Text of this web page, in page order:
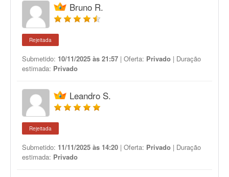
Bruno R.
Rejeitada
Submetido: 10/11/2025 às 21:57 | Oferta: Privado | Duração
estimada: Privado
Leandro S.
Rejeitada
Submetido: 11/11/2025 às 14:20 | Oferta: Privado | Duração
estimada: Privado